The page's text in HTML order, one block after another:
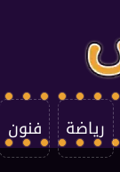
رياضة فنون